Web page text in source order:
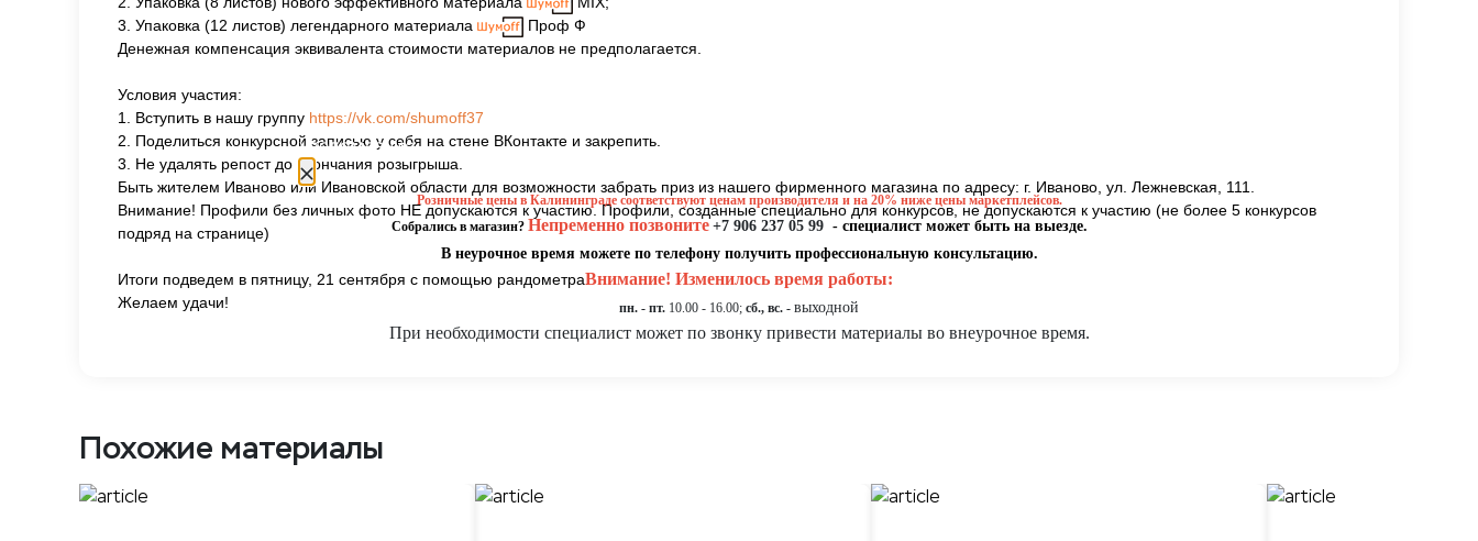
3. Упаковка (12 листов) легендарного материала
Проф Ф
Денежная компенсация эквивалента стоимости материалов не предполагается.
Условия участия:
1. Вступить в нашу группу https://vk.com/shumoff37
2. Поделиться конкурсной записью у себя на стене ВКонтакте и закрепить.
3. Не удалять репост до окончания розыгрыша.
Быть жителем Иваново или Ивановской области для возможности забрать приз из нашего фирменного магазина по адресу: г. Иваново, ул. Лежневская, 111.
Внимание! Профили без личных фото НЕ допускаются к участию. Профили, созданные специально для конкурсов, не допускаются к участию (не более 5 конкурсов
подряд на странице)
Итоги подведем в пятницу, 21 сентября с помощью рандометра.
Желаем удачи!
Похожие материалы
уведомление
Розничные цены в Калининграде соответствуют ценам производителя и на 20% ниже цены маркетплейсов.
Собрались в магазин? Непременно позвоните +7 906 237 05 99 - специалист может быть на выезде.
В неурочное время можете по телефону получить профессиональную консультацию.
Внимание! Изменилось время работы:
пн. - пт. 10.00 - 16.00; сб., вс. - выходной
При необходимости специалист может по звонку привести материалы во внеурочное время.